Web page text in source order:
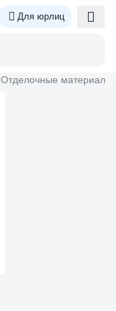
Для юрлиц
Отделочные материалы